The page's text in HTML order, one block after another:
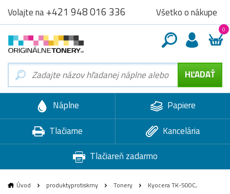
Volajte na+421 948 016 336 Všetko o nákupe
0
Náplne
Papiere
Tlačiarne
Kancelária
Tlačiareň zadarmo
Úvod produktyprotiskrny Tonery
Kyocera TK-500C,